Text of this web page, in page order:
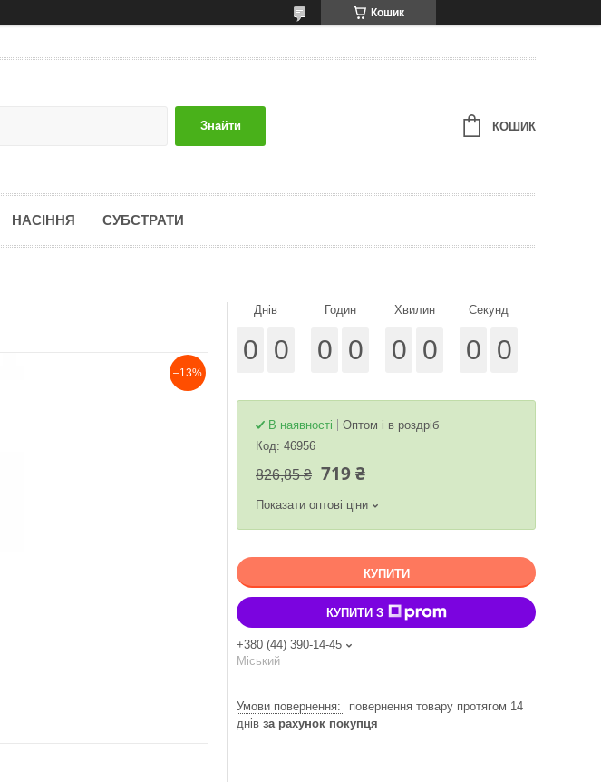
Кошик
Знайти КОШИК
НАСІННЯ СУБСТРАТИ
–13%
Днів
0 0
Годин
0 0
Хвилин
0 0
Секунд
0 0
В наявності
Оптом і в роздріб
Код: 46956
826,85 ₴ 719 ₴
Показати оптові ціни
КУПИТИ
КУПИТИ З
+380 (44) 390-14-45
Міський
повернення товару протягом 14
днів за рахунок покупця